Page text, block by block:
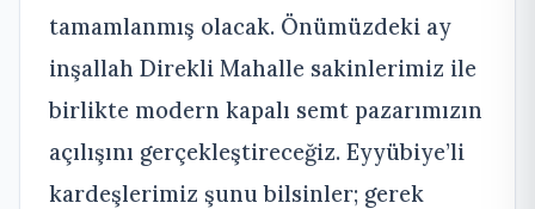
tamamlanmış olacak. Önümüzdeki ay
inşallah Direkli Mahalle sakinlerimiz ile
birlikte modern kapalı semt pazarımızın
açılışını gerçekleştireceğiz. Eyyübiye’li
kardeşlerimiz şunu bilsinler; gerek